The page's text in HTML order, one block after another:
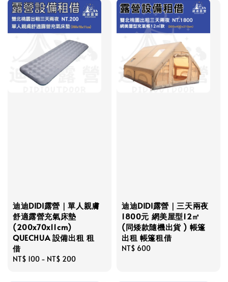
迪迪DIDI露營｜單人親膚
舒適露營充氣床墊
(200x70x11cm)
QUECHUA 設備出租 租
借
Regular
NT$ 100 - NT$ 200
迪迪DIDI露營｜三天兩夜
1800元 網美屋型12㎡
(同矮款隨機出貨 ) 帳篷
出租 帳篷租借
Regular
NT$ 600